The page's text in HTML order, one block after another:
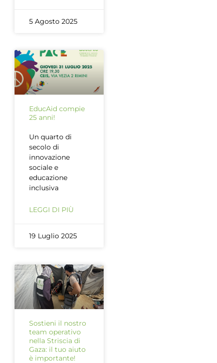
5 Agosto 2025
EducAid compie
25 anni!
Un quarto di
secolo di
innovazione
sociale e
educazione
inclusiva
LEGGI DI PIÙ
19 Luglio 2025
Sostieni il nostro
team operativo
nella Striscia di
Gaza: il tuo aiuto
è importante!